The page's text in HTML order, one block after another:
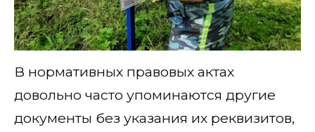
В нормативных правовых актах
довольно часто упоминаются другие
документы без указания их реквизитов,